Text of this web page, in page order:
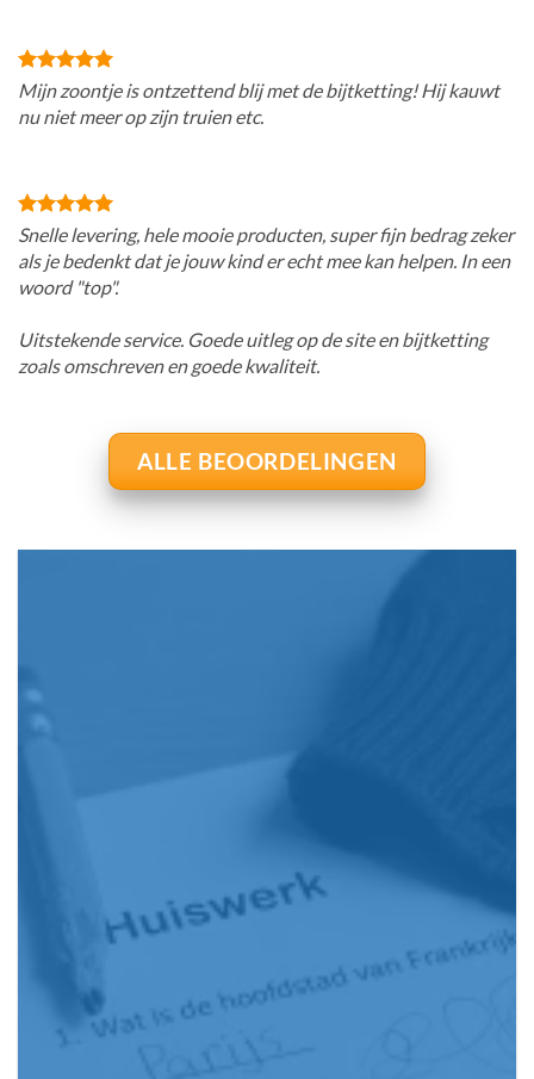
Mijn zoontje is ontzettend blij met de bijtketting! Hij kauwt
nu niet meer op zijn truien etc.
Snelle levering, hele mooie producten, super fijn bedrag zeker
als je bedenkt dat je jouw kind er echt mee kan helpen. In een
woord "top".
Uitstekende service. Goede uitleg op de site en bijtketting
zoals omschreven en goede kwaliteit.
ALLE BEOORDELINGEN